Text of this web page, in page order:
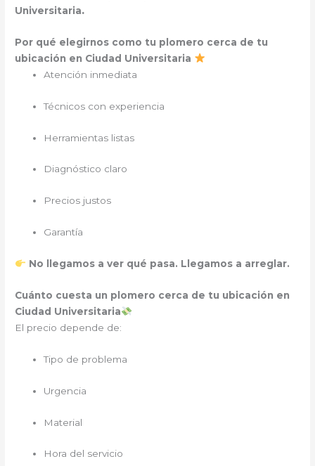
Universitaria.
Por qué elegirnos como tu plomero cerca de tu
ubicación en Ciudad Universitaria
Atención inmediata
Técnicos con experiencia
Herramientas listas
Diagnóstico claro
Precios justos
Garantía
No llegamos a ver qué pasa. Llegamos a arreglar.
Cuánto cuesta un plomero cerca de tu ubicación en
Ciudad Universitaria
El precio depende de:
Tipo de problema
Urgencia
Material
Hora del servicio